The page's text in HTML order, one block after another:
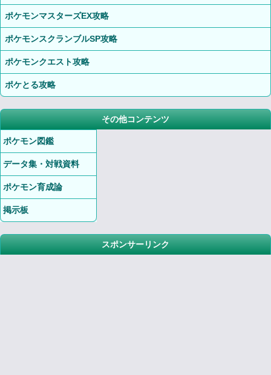
ポケモンマスターズEX攻略
ポケモンスクランブルSP攻略
ポケモンクエスト攻略
ポケとる攻略
その他コンテンツ
ポケモン図鑑
データ集・対戦資料
ポケモン育成論
掲示板
スポンサーリンク